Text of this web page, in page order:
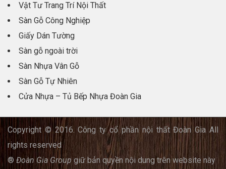
Vật Tư Trang Trí Nội Thất
Sàn Gỗ Công Nghiệp
Giấy Dán Tường
Sàn gỗ ngoài trời
Sàn Nhựa Vân Gỗ
Sàn Gỗ Tự Nhiên
Cửa Nhựa – Tủ Bếp Nhựa Đoàn Gia
Copyright © 2016. Công ty cổ phần nội thất Đoàn Gia All
rights reserved
® Đoàn Gia Groupgiữ bản quyền nội dung trên website này